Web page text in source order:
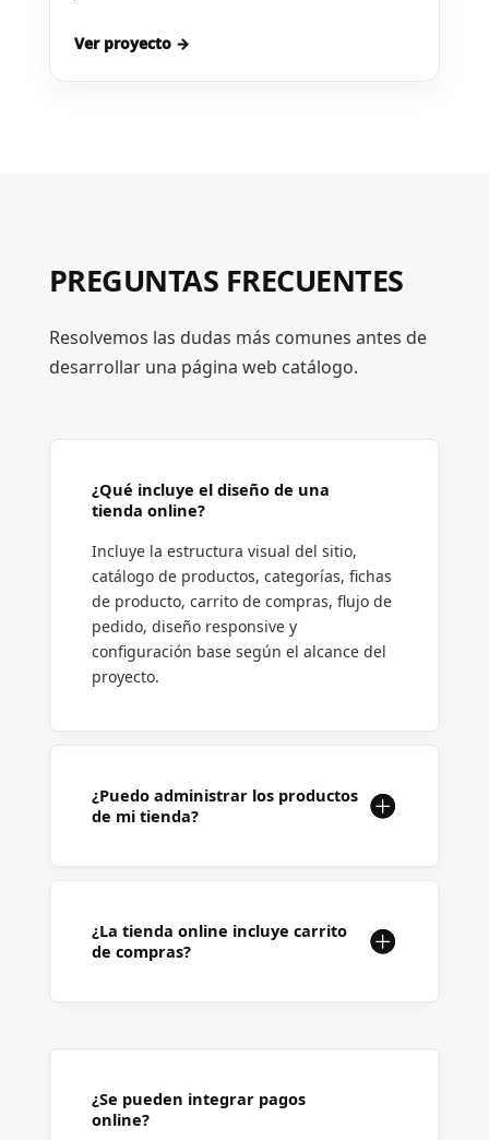
Ver proyecto →
PREGUNTAS FRECUENTES
Resolvemos las dudas más comunes antes de
desarrollar una página web catálogo.
¿Qué incluye el diseño de una
tienda online?
Incluye la estructura visual del sitio,
catálogo de productos, categorías, fichas
de producto, carrito de compras, flujo de
pedido, diseño responsive y
configuración base según el alcance del
proyecto.
¿Puedo administrar los productos
de mi tienda?
¿La tienda online incluye carrito
de compras?
¿Se pueden integrar pagos
online?